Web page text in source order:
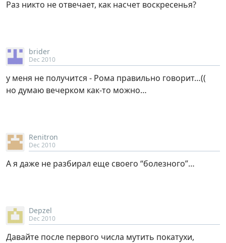
Раз никто не отвечает, как насчет воскресенья?
brider
Dec 2010
у меня не получится - Рома правильно говорит…((
но думаю вечерком как-то можно…
Renitron
Dec 2010
А я даже не разбирал еще своего “болезного”…
Depzel
Dec 2010
Давайте после первого числа мутить покатухи,